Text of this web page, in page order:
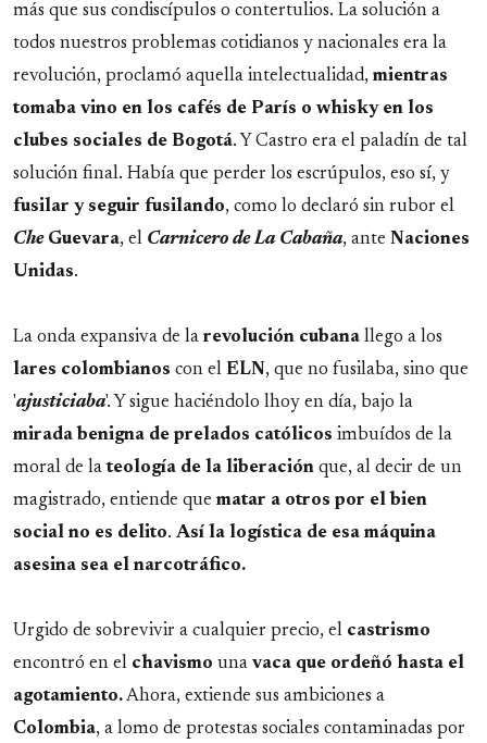
más que sus condiscípulos o contertulios. La solución a
todos nuestros problemas cotidianos y nacionales era la
revolución, proclamó aquella intelectualidad, mientras
tomaba vino en los cafés de París o whisky en los
clubes sociales de Bogotá. Y Castro era el paladín de tal
solución final. Había que perder los escrúpulos, eso sí, y
fusilar y seguir fusilando, como lo declaró sin rubor el
Che Guevara, el Carnicero de La Cabaña, ante Naciones
Unidas.
La onda expansiva de la revolución cubana llego a los
lares colombianos con el ELN , que no fusilaba, sino que
'ajusticiaba'. Y sigue haciéndolo lhoy en día, bajo la
mirada benigna de prelados católicos imbuídos de la
moral de la teología de la liberación que, al decir de un
magistrado, entiende que matar a otros por el bien
social no es delito. Así la logística de esa máquina
asesina sea el narcotráfico.
Urgido de sobrevivir a cualquier precio, el castrismo
encontró en el chavismo una vaca que ordeñó hasta el
agotamiento.Ahora, extiende sus ambiciones a
Colombia, a lomo de protestas sociales contaminadas por